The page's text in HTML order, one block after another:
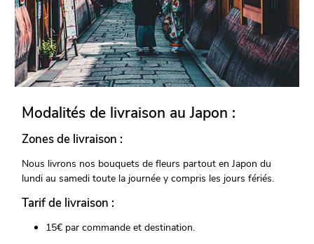
Modalités de livraison au Japon :
Zones de livraison :
Nous livrons nos bouquets de fleurs partout en Japon du
lundi au samedi toute la journée y compris les jours fériés.
Tarif de livraison :
15€ par commande et destination.